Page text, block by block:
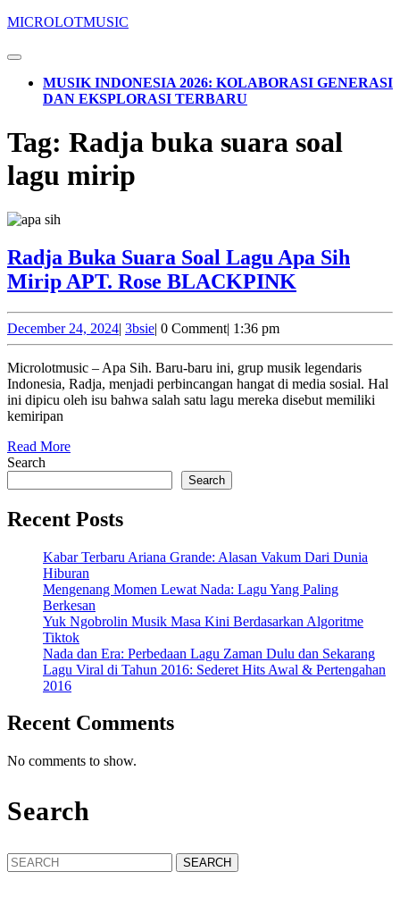
Skip
content
content
MICROLOTMUSIC
Open
ButtonMUSIK INDONESIA 2026: KOLABORASI GENERASI
DAN EKSPLORASI TERBARU
BUTTON
Tag: Radja buka suara soal
lagu mirip
Radja Buka Suara Soal Lagu Apa Sih
Mirip APT. Rose BLACKPINK
Soal
Lagu
Apa
December 24, 2024December
24,
2024
| 3bsie3bsie
| 0 Comment| 1:36 pm
Microlotmusic – Apa Sih. Baru-baru ini, grup musik legendaris
Indonesia, Radja, menjadi perbincangan hangat di media sosial. Hal
ini dipicu oleh isu bahwa salah satu lagu mereka disebut memiliki
kemiripan
Read MoreRead
Search
Search
Recent Posts
Kabar Terbaru Ariana Grande: Alasan Vakum Dari Dunia
Hiburan
Mengenang Momen Lewat Nada: Lagu Yang Paling
Berkesan
Yuk Ngobrolin Musik Masa Kini Berdasarkan Algoritme
Tiktok
Nada dan Era: Perbedaan Lagu Zaman Dulu dan Sekarang
Lagu Viral di Tahun 2016: Sederet Hits Awal & Pertengahan
2016
Recent Comments
No comments to show.
Search
Search
for: